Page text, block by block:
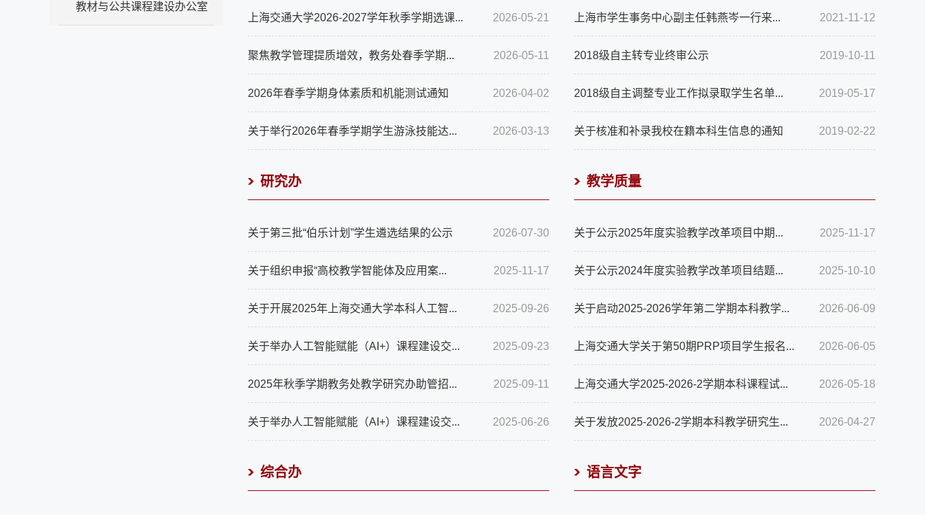
教材与公共课程建设办公室
2026-05-21
上海交通大学2026-2027学年秋季学期选课...
2026-05-11
聚焦教学管理提质增效，教务处春季学期...
2026-04-02
2026年春季学期身体素质和机能测试通知
2026-03-13
关于举行2026年春季学期学生游泳技能达...
2021-11-12
上海市学生事务中心副主任韩燕岑一行来...
2019-10-11
2018级自主转专业终审公示
2019-05-17
2018级自主调整专业工作拟录取学生名单...
2019-02-22
关于核准和补录我校在籍本科生信息的通知
研究办
2026-07-30
关于第三批“伯乐计划”学生遴选结果的公示
2025-11-17
关于组织申报“高校教学智能体及应用案...
2025-09-26
关于开展2025年上海交通大学本科人工智...
2025-09-23
关于举办人工智能赋能（AI+）课程建设交...
2025-09-11
2025年秋季学期教务处教学研究办助管招...
2025-06-26
关于举办人工智能赋能（AI+）课程建设交...
教学质量
2025-11-17
关于公示2025年度实验教学改革项目中期...
2025-10-10
关于公示2024年度实验教学改革项目结题...
2026-06-09
关于启动2025-2026学年第二学期本科教学...
2026-06-05
上海交通大学关于第50期PRP项目学生报名...
2026-05-18
上海交通大学2025-2026-2学期本科课程试...
2026-04-27
关于发放2025-2026-2学期本科教学研究生...
综合办 语言文字